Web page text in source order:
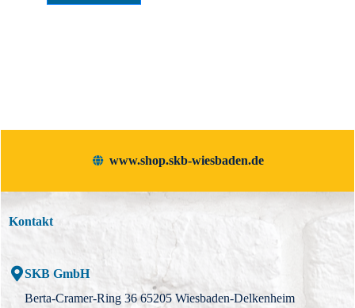
www.shop.skb-wiesbaden.de
Kontakt
SKB GmbH
Berta-Cramer-Ring 36 65205 Wiesbaden-Delkenheim